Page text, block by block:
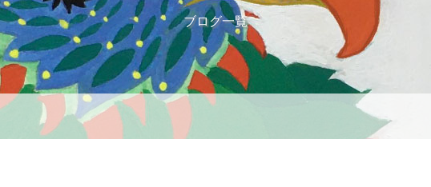
ブログ一覧